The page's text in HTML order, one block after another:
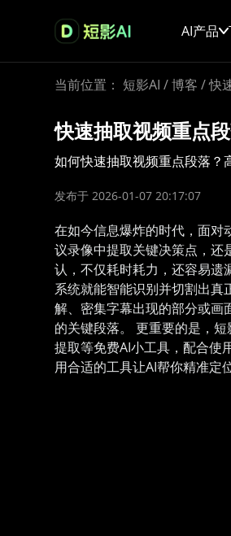
AI产品
当前位置： 短影AI /博客 /快
快速抽取视频重点
如何快速抽取视频重点段落？
发布于 2026-01-07 20:17:07
在如今信息爆炸的时代，面对
议录像中提取关键决策点，还
认，不仅耗时耗力，还容易遗
系统就能智能识别并切割出
解、密集字幕出现的部分或画
的关键段落。 更重要的是，
提取等免费AI小工具，配合使
用合适的工具让AI帮你精准定